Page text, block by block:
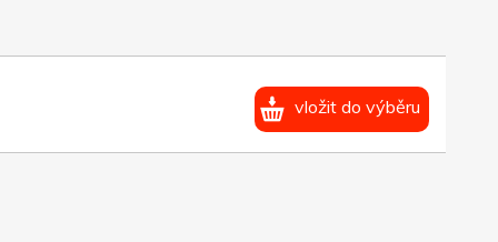
vložit do výběru